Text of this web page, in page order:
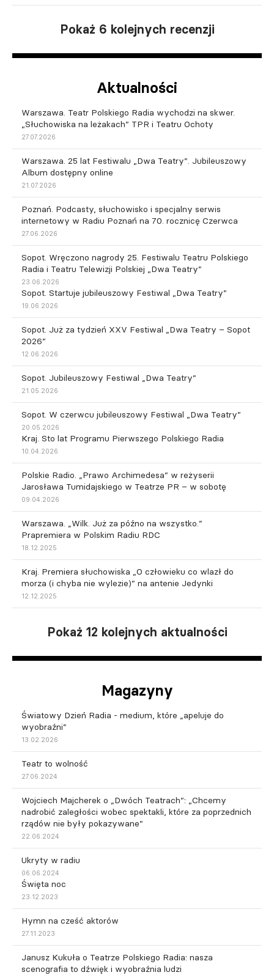
Pokaż 6 kolejnych recenzji
Aktualności
Warszawa. Teatr Polskiego Radia wychodzi na skwer.
„Słuchowiska na leżakach” TPR i Teatru Ochoty
27.07.2026
Warszawa. 25 lat Festiwalu „Dwa Teatry”. Jubileuszowy
Album dostępny online
21.07.2026
Poznań. Podcasty, słuchowisko i specjalny serwis
internetowy w Radiu Poznań na 70. rocznicę Czerwca
27.06.2026
Sopot. Wręczono nagrody 25. Festiwalu Teatru Polskiego
Radia i Teatru Telewizji Polskiej „Dwa Teatry”
23.06.2026
Sopot. Startuje jubileuszowy Festiwal „Dwa Teatry”
19.06.2026
Sopot. Już za tydzień XXV Festiwal „Dwa Teatry – Sopot
2026”
12.06.2026
Sopot. Jubileuszowy Festiwal „Dwa Teatry”
21.05.2026
Sopot. W czerwcu jubileuszowy Festiwal „Dwa Teatry”
20.05.2026
Kraj. Sto lat Programu Pierwszego Polskiego Radia
10.04.2026
Polskie Radio. „Prawo Archimedesa” w reżyserii
Jarosława Tumidajskiego w Teatrze PR – w sobotę
09.04.2026
Warszawa. „Wilk. Już za późno na wszystko.”
Prapremiera w Polskim Radiu RDC
18.12.2025
Kraj. Premiera słuchowiska „O człowieku co wlazł do
morza (i chyba nie wylezie)” na antenie Jedynki
12.12.2025
Pokaż 12 kolejnych aktualności
Magazyny
Światowy Dzień Radia - medium, które „apeluje do
wyobraźni”
13.02.2026
Teatr to wolność
27.06.2024
Wojciech Majcherek o „Dwóch Teatrach”: „Chcemy
nadrobić zaległości wobec spektakli, które za poprzednich
rządów nie były pokazywane”
22.06.2024
Ukryty w radiu
06.06.2024
Święta noc
23.12.2023
Hymn na cześć aktorów
27.11.2023
Janusz Kukuła o Teatrze Polskiego Radia: nasza
scenografia to dźwięk i wyobraźnia ludzi